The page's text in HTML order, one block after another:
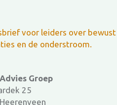
voor leiders over bewust
en de onderstroom.
Groep
25